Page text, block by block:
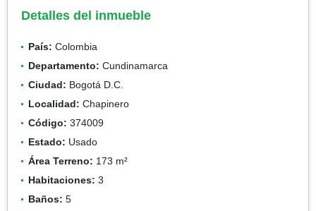
Detalles del inmueble
País: Colombia
Departamento: Cundinamarca
Ciudad: Bogotá D.C.
Localidad: Chapinero
Código: 374009
Estado: Usado
Área Terreno: 173 m²
Habitaciones: 3
Baños: 5